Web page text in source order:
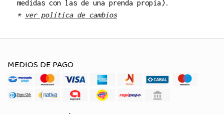
medidas con las de una prenda propia).
* ver política de cambios
MEDIOS DE PAGO